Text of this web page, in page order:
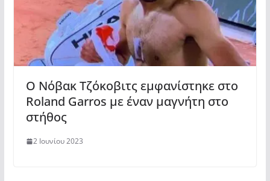
Ο Νόβακ Τζόκοβιτς εμφανίστηκε στο
Roland Garros με έναν μαγνήτη στο
στήθος
2 Ιουνίου 2023